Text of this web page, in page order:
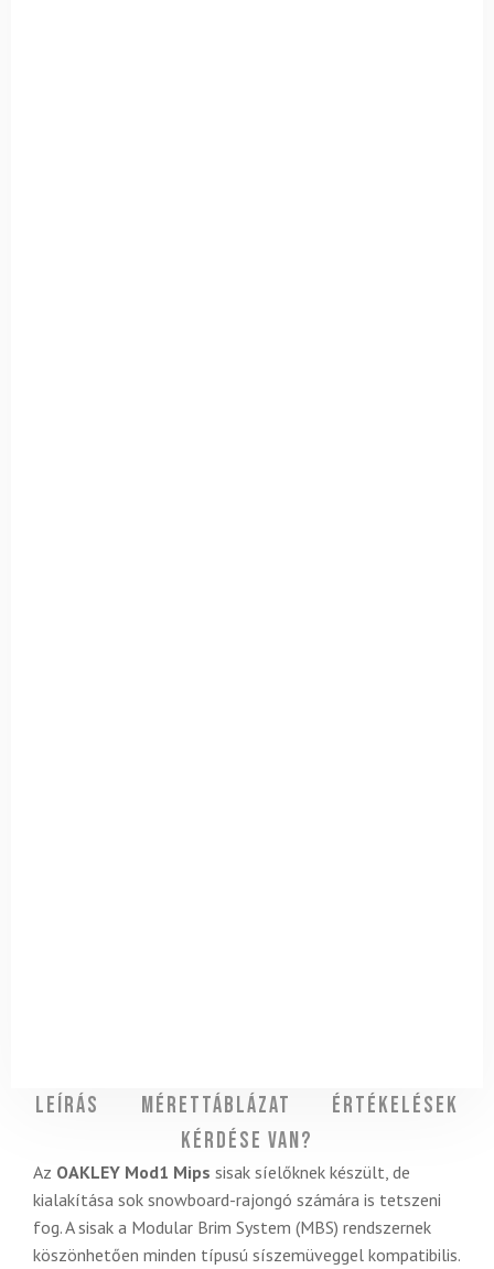
Leírás Mérettáblázat
Értékelések
Kérdése van?
Az OAKLEY Mod1 Mips sisak síelőknek készült, de
kialakítása sok snowboard-rajongó számára is tetszeni
fog. A sisak a Modular Brim System (MBS) rendszernek
köszönhetően minden típusú síszemüveggel kompatibilis.